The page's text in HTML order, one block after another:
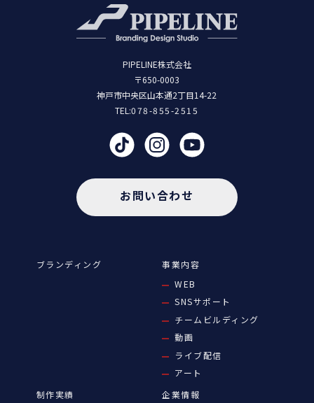
PIPELINE株式会社
〒650-0003
神戸市中央区山本通2丁目14-22
TEL:078-855-2515
お問い合わせ
ブランディング
事業内容
WEB
SNSサポート
チームビルディング
動画
ライブ配信
アート
制作実績
企業情報